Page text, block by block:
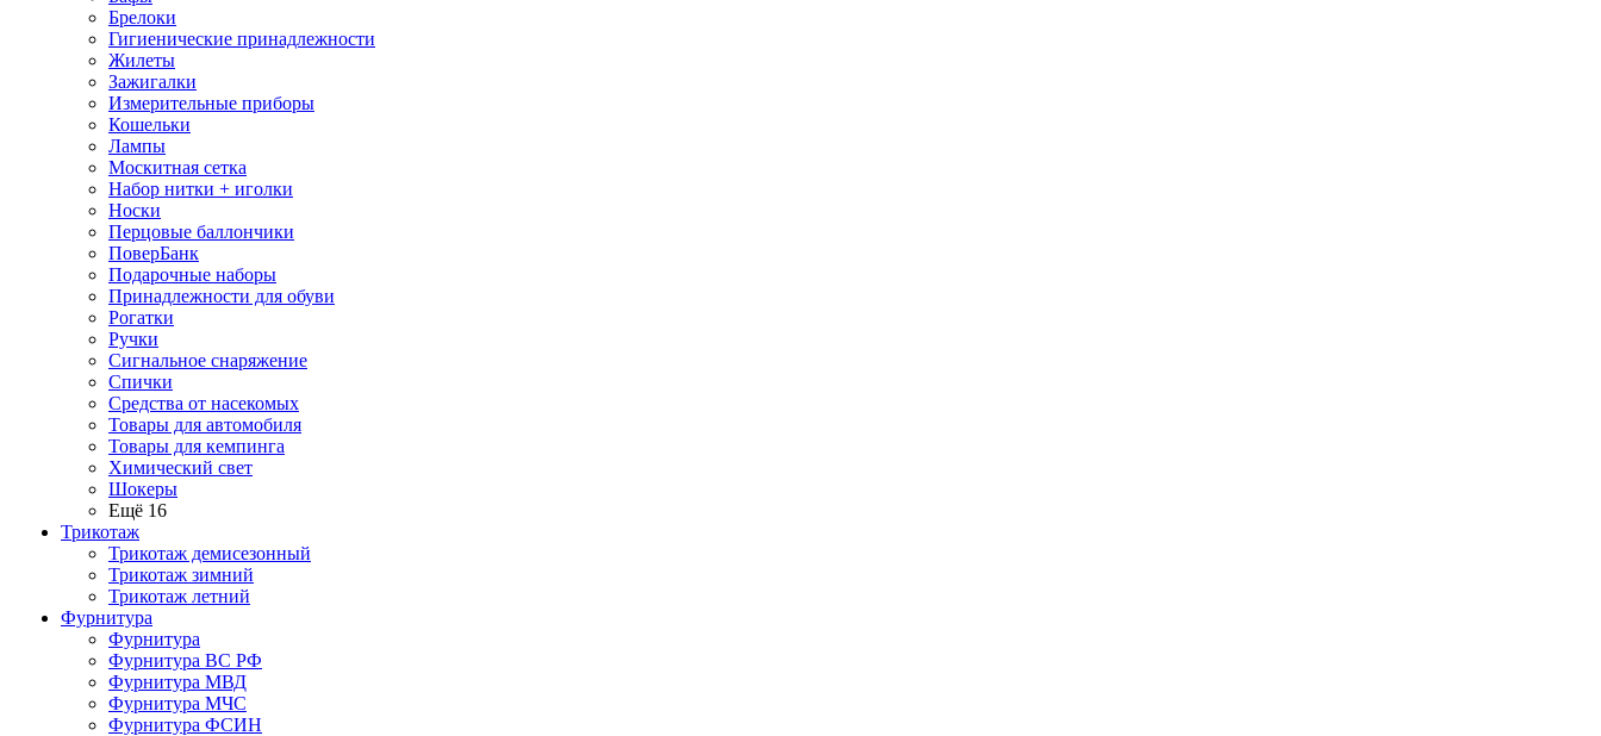
Брелоки
Гигиенические принадлежности
Жилеты
Зажигалки
Измерительные приборы
Кошельки
Лампы
Москитная сетка
Набор нитки + иголки
Носки
Перцовые баллончики
ПоверБанк
Подарочные наборы
Принадлежности для обуви
Рогатки
Ручки
Сигнальное снаряжение
Спички
Средства от насекомых
Товары для автомобиля
Товары для кемпинга
Химический свет
Шокеры
Ещё 16
Трикотаж
Трикотаж демисезонный
Трикотаж зимний
Трикотаж летний
Фурнитура
Фурнитура
Фурнитура ВС РФ
Фурнитура МВД
Фурнитура МЧС
Фурнитура ФСИН